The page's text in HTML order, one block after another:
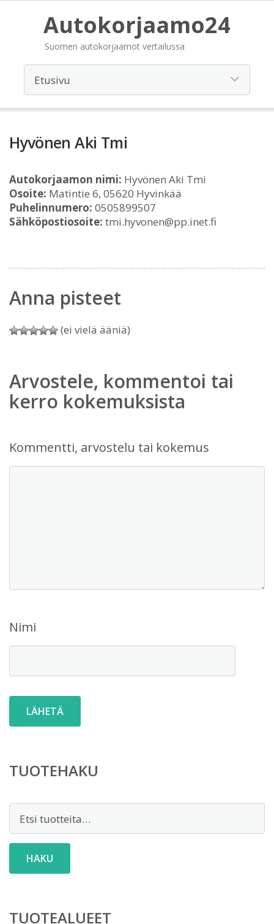
Autokorjaamo24
Suomen autokorjaamot vertailussa
Hyvönen Aki Tmi
Autokorjaamon nimi: Hyvönen Aki Tmi
Osoite: Matintie 6, 05620 Hyvinkää
Puhelinnumero: 0505899507
Sähköpostiosoite: tmi.hyvonen@pp.inet.fi
Anna pisteet
(ei vielä ääniä)
Arvostele, kommentoi tai
kerro kokemuksista
Kommentti, arvostelu tai kokemus
Nimi
TUOTEHAKU
HAKU
TUOTEALUEET